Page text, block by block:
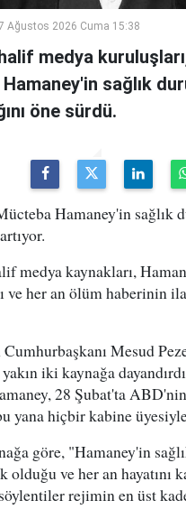
Ağustos 2026 Cuma 15:38
medya
sağlık
öne sürdü.
Hamaney'in sağlık
medya kaynakları,
ve her an ölüm haberinin
Mesud
iki kaynağa
28 Şubat'ta
yana hiçbir kabine
göre, "Hamaney'in
olduğu ve her an hayatını
rejimin en üst